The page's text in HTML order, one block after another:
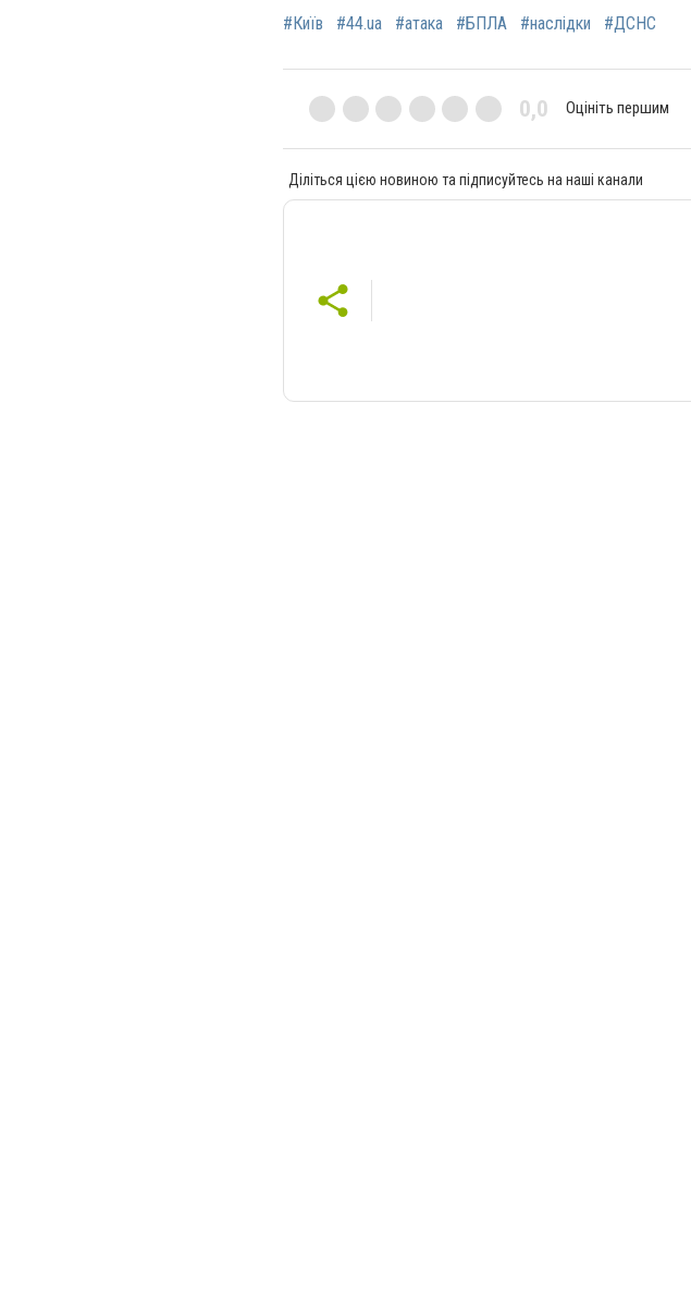
#Київ #44.ua #атака #БПЛА #наслідки #ДСНС
0,0 Оцініть першим
Діліться цією новиною та підписуйтесь на наші канали